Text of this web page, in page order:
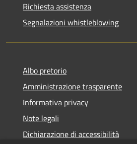
Richiesta assistenza
Segnalazioni whistleblowing
Albo pretorio
Amministrazione trasparente
Informativa privacy
Note legali
Dichiarazione di accessibilità